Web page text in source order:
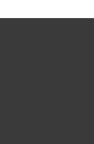
экранов